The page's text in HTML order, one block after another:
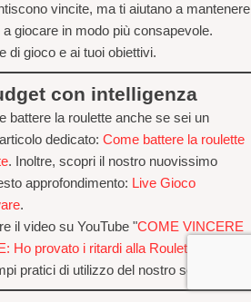
vincite, ma ti aiutano a mantenere
giocare in modo più consapevole.
di gioco e ai tuoi obiettivi.
con intelligenza
battere la roulette anche se sei un
dedicato: Come battere la roulette
. Inoltre, scopri il nostro nuovissimo
approfondimento: Live Gioco
.
il video su YouTube "COME VINCERE
Ho provato i ritardi alla Roulette ed ho
pratici di utilizzo del nostro software.